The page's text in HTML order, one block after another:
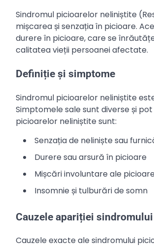
Sindromul picioarelor neliniștite
mișcarea și senzația în picioare.
durere în picioare, care se
calitatea vieții persoanei afectate.
Definiție și simptome
Sindromul picioarelor neliniștite
Simptomele sale sunt diverse și
picioarelor neliniștite sunt:
Senzația de neliniște sau
Durere sau arsură în picioare
Mișcări involuntare ale
Insomnie și tulburări de somn
Cauzele apariției sindromului
Cauzele exacte ale sindromului